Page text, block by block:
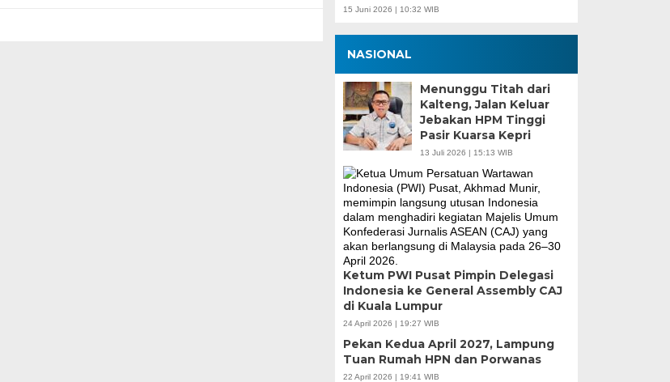
15 Juni 2026 | 10:32 WIB
NASIONAL
Menunggu Titah dari
Kalteng, Jalan Keluar
Jebakan HPM Tinggi
Pasir Kuarsa Kepri
13 Juli 2026 | 15:13 WIB
Ketum PWI Pusat Pimpin Delegasi
Indonesia ke General Assembly CAJ
di Kuala Lumpur
24 April 2026 | 19:27 WIB
Pekan Kedua April 2027, Lampung
Tuan Rumah HPN dan Porwanas
22 April 2026 | 19:41 WIB